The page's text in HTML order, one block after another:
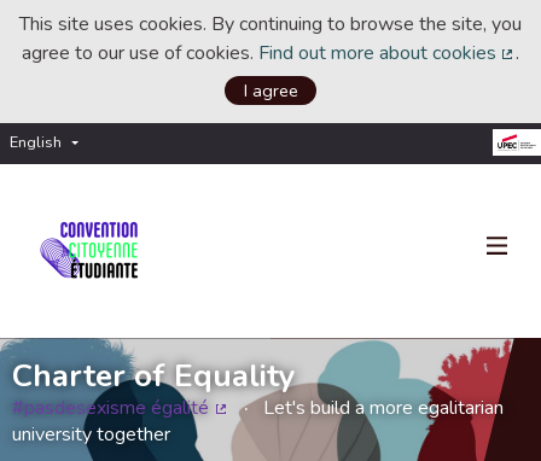
This site uses cookies. By continuing to browse the site, you
agree to our use of cookies. Find out more about cookies .
I agree
English Choisir la langue
Charter of Equality
#pasdesexisme égalité
(External link)
Let's build a more egalitarian
university together